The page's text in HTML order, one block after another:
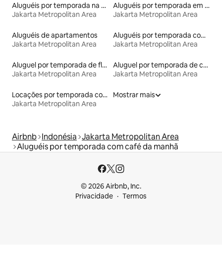
Aluguéis por temporada na orla
Jakarta Metropolitan Area
Aluguéis por temporada em hotéis-fazenda
Jakarta Metropolitan Area
Aluguéis de apartamentos
Jakarta Metropolitan Area
Aluguéis por temporada com sauna
Jakarta Metropolitan Area
Aluguel por temporada de flats
Jakarta Metropolitan Area
Aluguel por temporada de casas de hóspedes
Jakarta Metropolitan Area
Locações por temporada com piscina
Jakarta Metropolitan Area
Mostrar mais
Airbnb Indonésia Jakarta Metropolitan Area
Aluguéis por temporada com café da manhã
© 2026 Airbnb, Inc.
Privacidade
Termos